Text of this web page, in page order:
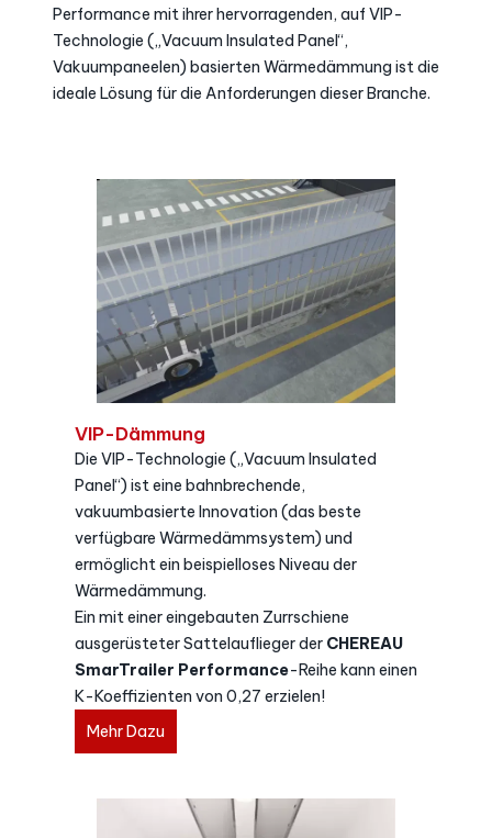
Performance mit ihrer hervorragenden, auf VIP-
Technologie („Vacuum Insulated Panel“,
Vakuumpaneelen) basierten Wärmedämmung ist die
ideale Lösung für die Anforderungen dieser Branche.
VIP-Dämmung
Die VIP-Technologie („Vacuum Insulated
Panel“) ist eine bahnbrechende,
vakuumbasierte Innovation (das beste
verfügbare Wärmedämmsystem) und
ermöglicht ein beispielloses Niveau der
Wärmedämmung.
Ein mit einer eingebauten Zurrschiene
ausgerüsteter Sattelauflieger der CHEREAU
SmarTrailer Performance-Reihe kann einen
K-Koeffizienten von 0,27 erzielen!
Mehr Dazu